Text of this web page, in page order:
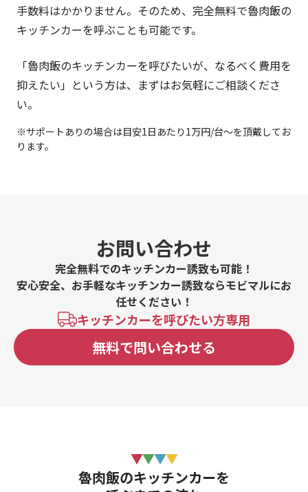
手数料はかかりません。そのため、完全無料で魯肉飯の
キッチンカーを呼ぶことも可能です。
「魯肉飯のキッチンカーを呼びたいが、なるべく費用を
抑えたい」という方は、まずはお気軽にご相談くださ
い。
※サポートありの場合は目安1日あたり1万円/台～を頂戴してお
ります。
お問い合わせ
完全無料でのキッチンカー誘致も可能！
安心安全、お手軽なキッチンカー誘致ならモビマルにお
任せください！
キッチンカーを呼びたい方専用
無料で問い合わせる
魯肉飯のキッチンカーを